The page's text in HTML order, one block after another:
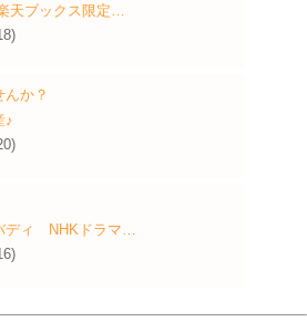
天ブックス限定…
か？
♪
ディ NHKドラマ…